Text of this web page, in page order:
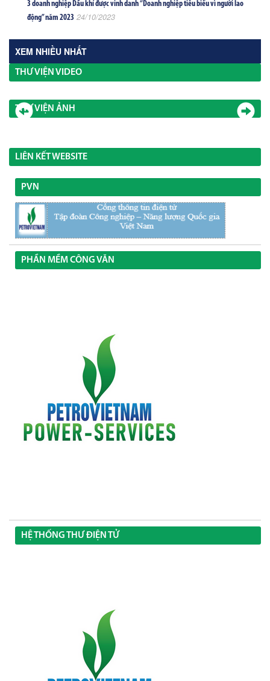
3 doanh nghiệp Dầu khí được vinh danh “Doanh nghiệp tiêu biểu vì người lao
động” năm 2023 24/10/2023
XEM NHIỀU NHẤT
THƯ VIỆN VIDEO
THƯ VIỆN ẢNH
LIÊN KẾT WEBSITE
PVN
PHẦN MỀM CÔNG VĂN
HỆ THỐNG THƯ ĐIỆN TỬ